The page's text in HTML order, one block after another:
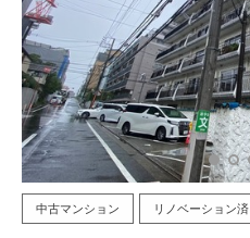
中古マンション リノベーション済